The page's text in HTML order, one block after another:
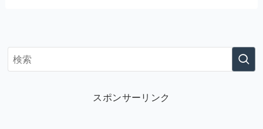
スポンサーリンク